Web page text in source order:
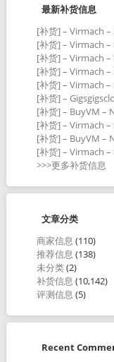
最新补货信息
[补货] – Virmach –
[补货] – Virmach –
[补货] – Virmach –
[补货] – Virmach –
[补货] – Virmach –
[补货] –
[补货] – BuyVM –
[补货] – Virmach –
[补货] – BuyVM –
[补货] – Virmach –
>>>更多补货信息
文章分类
商家信息 (110)
推荐信息 (138)
未分类(2)
补货信息 (10,142)
评测信息 (5)
Recent